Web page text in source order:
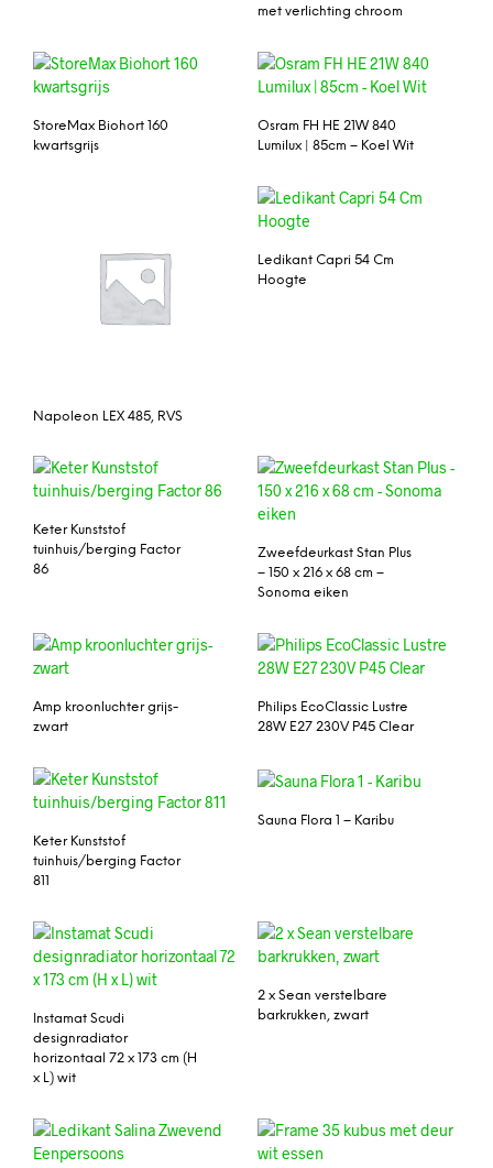
met verlichting chroom
StoreMax Biohort 160
kwartsgrijs
Osram FH HE 21W 840
Lumilux | 85cm – Koel Wit
Napoleon LEX 485, RVS
Ledikant Capri 54 Cm
Hoogte
Keter Kunststof
tuinhuis/berging Factor
86
Zweefdeurkast Stan Plus
– 150 x 216 x 68 cm –
Sonoma eiken
Amp kroonluchter grijs-
zwart
Philips EcoClassic Lustre
28W E27 230V P45 Clear
Keter Kunststof
tuinhuis/berging Factor
811
Sauna Flora 1 – Karibu
Instamat Scudi
designradiator
horizontaal 72 x 173 cm (H
x L) wit
2 x Sean verstelbare
barkrukken, zwart